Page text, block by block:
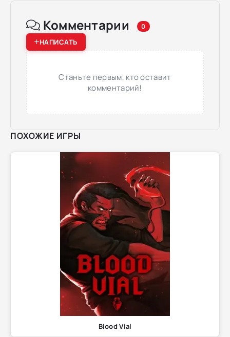
Комментарии 0
НАПИСАТЬ
Станьте первым, кто оставит
комментарий!
ПОХОЖИЕ ИГРЫ
Blood Vial